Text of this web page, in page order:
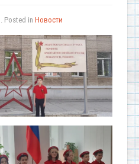
. Posted in Новости